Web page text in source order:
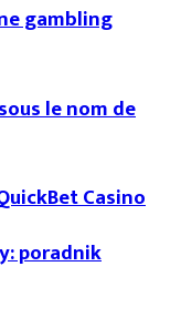
gambling
le nom de
Casino
poradnik